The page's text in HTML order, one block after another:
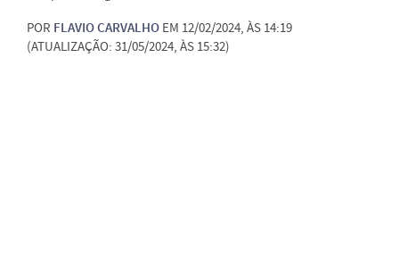
POR FLAVIO CARVALHO EM 12/02/2024, ÀS 14:19
(ATUALIZAÇÃO: 31/05/2024, ÀS 15:32)